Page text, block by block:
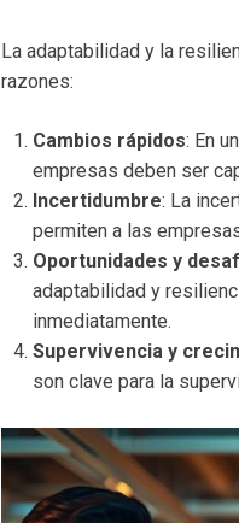
La adaptabilidad y la
razones:
Cambios rápidos: En
empresas deben ser
Incertidumbre: La
permiten a las
Oportunidades y
adaptabilidad y
inmediatamente.
Supervivencia y
son clave para la